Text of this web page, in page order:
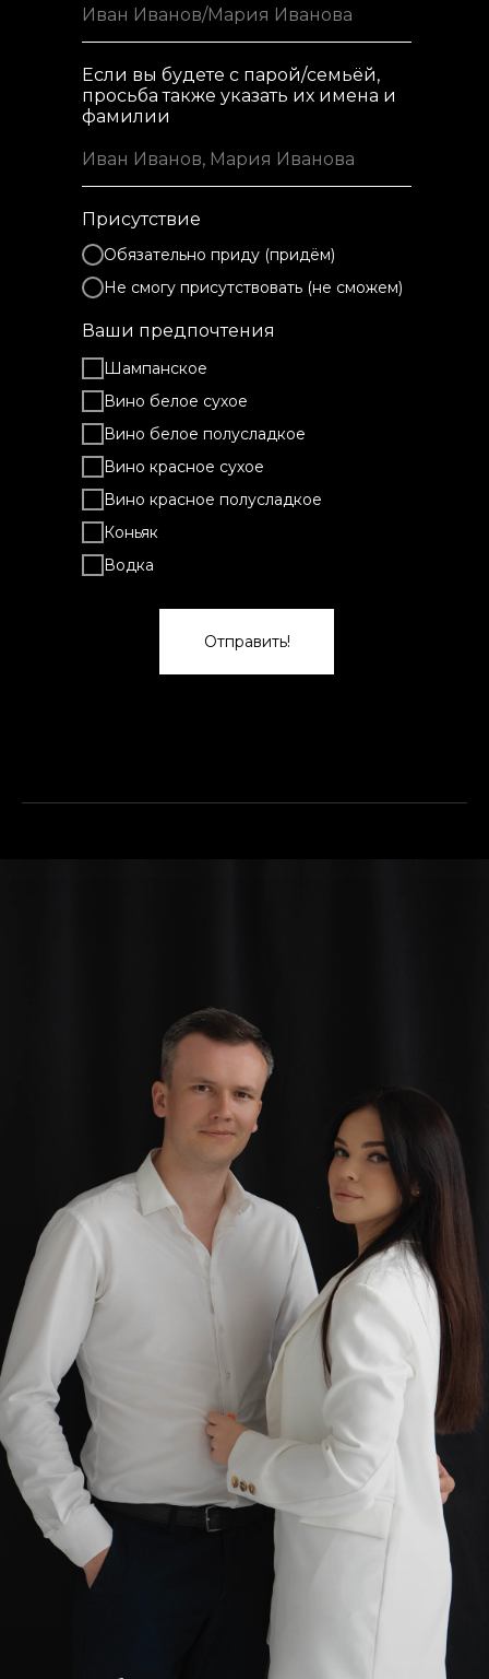
Если вы будете с парой/семьёй,
просьба также указать их имена и
фамилии
Присутствие
Обязательно приду (придём)
Не смогу присутствовать (не сможем)
Ваши предпочтения
Шампанское
Вино белое сухое
Вино белое полусладкое
Вино красное сухое
Вино красное полусладкое
Коньяк
Водка
Отправить!